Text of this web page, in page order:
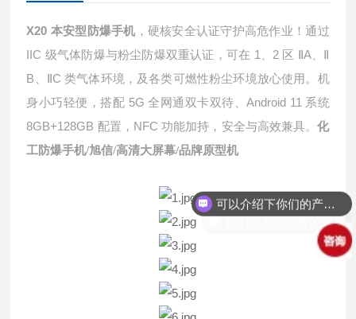
X20 本安型防爆手机 ，硬核安全认证守护高危作业！通过
IIC 级气体防爆与粉尘防爆双重认证，可在 1 2 区 A、
B C 类气体环境，及各类可燃性粉尘环境放心使用。机
身小巧轻便，搭配 5G全网通双卡双待、Android 11 系统
8GB+128GB 配置， NFC功能加持，安全与高效兼具。化
工防爆手机/旭信/高清大屏幕/品牌原型机
你们是怎么收费的呢？